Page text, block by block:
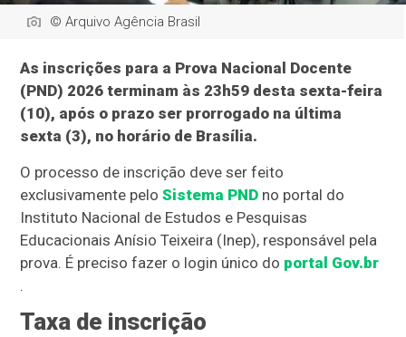
© Arquivo Agência Brasil
As inscrições para a Prova Nacional Docente
(PND) 2026 terminam às 23h59 desta sexta-feira
(10), após o prazo ser prorrogado na última
sexta (3), no horário de Brasília.
O processo de inscrição deve ser feito
exclusivamente peloSistema PND no portal do
Instituto Nacional de Estudos e Pesquisas
Educacionais Anísio Teixeira (Inep), responsável pela
prova. É preciso fazer o login único do portal Gov.br
.
Taxa de inscrição